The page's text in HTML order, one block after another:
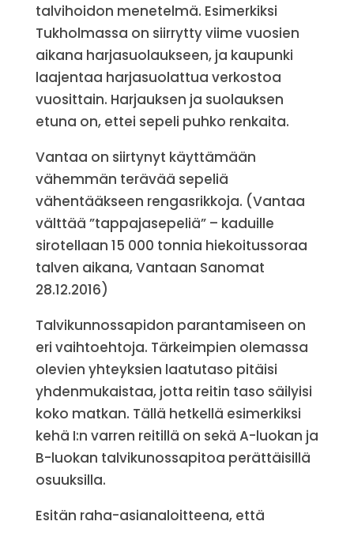
talvihoidon menetelmä. Esimerkiksi
Tukholmassa on siirrytty viime vuosien
aikana harjasuolaukseen, ja kaupunki
laajentaa harjasuolattua verkostoa
vuosittain. Harjauksen ja suolauksen
etuna on, ettei sepeli puhko renkaita.
Vantaa on siirtynyt käyttämään
vähemmän terävää sepeliä
vähentääkseen rengasrikkoja. (Vantaa
välttää ”tappajasepeliä” – kaduille
sirotellaan 15 000 tonnia hiekoitussoraa
talven aikana, Vantaan Sanomat
28.12.2016)
Talvikunnossapidon parantamiseen on
eri vaihtoehtoja. Tärkeimpien olemassa
olevien yhteyksien laatutaso pitäisi
yhdenmukaistaa, jotta reitin taso säilyisi
koko matkan. Tällä hetkellä esimerkiksi
kehä I:n varren reitillä on sekä A-luokan ja
B-luokan talvikunossapitoa perättäisillä
osuuksilla.
Esitän raha-asianaloitteena, että